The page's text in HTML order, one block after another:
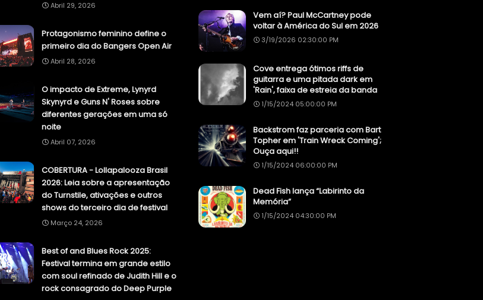
Abril 29, 2026
Protagonismo feminino define o
primeiro dia do Bangers Open Air
Abril 28, 2026
O impacto de Extreme, Lynyrd
Skynyrd e Guns N' Roses sobre
diferentes gerações em uma só
noite
Abril 07, 2026
COBERTURA - Lollapalooza Brasil
2026: Leia sobre a apresentação
do Turnstile, ativações e outros
shows do terceiro dia de festival
Março 24, 2026
Best of and Blues Rock 2025:
Festival termina em grande estilo
com soul refinado de Judith Hill e o
rock consagrado do Deep Purple
Vem aí? Paul McCartney pode
voltar à América do Sul em 2026
3/19/2026 02:30:00 PM
Cove entrega ótimos riffs de
guitarra e uma pitada dark em
'Rain', faixa de estreia da banda
1/15/2024 05:00:00 PM
Backstrom faz parceria com Bart
Topher em 'Train Wreck Coming';
Ouça aqui!!
1/15/2024 06:00:00 PM
Dead Fish lança “Labirinto da
Memória”
1/15/2024 04:30:00 PM